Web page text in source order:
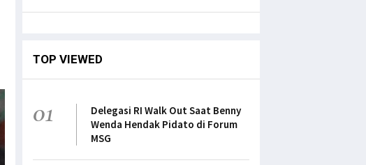
TOP VIEWED
01
Delegasi RI Walk Out Saat Benny
Wenda Hendak Pidato di Forum
MSG